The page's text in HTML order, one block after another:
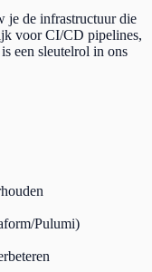
je de infrastructuur die
voor CI/CD pipelines,
een sleutelrol in ons
Pulumi)